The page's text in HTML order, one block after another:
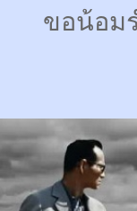
ขอน้อม